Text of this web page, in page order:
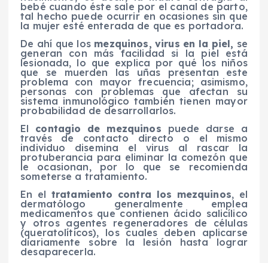
bebé cuando éste sale por el canal de parto,
tal hecho puede ocurrir en ocasiones sin que
la mujer esté enterada de que es portadora.
De ahí que los mezquinos, virus en la piel, se
generan con más facilidad si la piel está
lesionada, lo que explica por qué los niños
que se muerden las uñas presentan este
problema con mayor frecuencia; asimismo,
personas con problemas que afectan su
sistema inmunológico también tienen mayor
probabilidad de desarrollarlos.
El contagio de mezquinos puede darse a
través de contacto directo o el mismo
individuo disemina el virus al rascar la
protuberancia para eliminar la comezón que
le ocasionan, por lo que se recomienda
someterse a tratamiento.
En el tratamiento contra los mezquinos, el
dermatólogo generalmente emplea
medicamentos que contienen ácido salicílico
y otros agentes regeneradores de células
(queratolíticos), los cuales deben aplicarse
diariamente sobre la lesión hasta lograr
desaparecerla.